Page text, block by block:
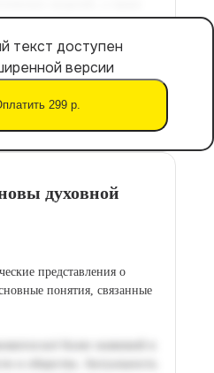
текст доступен
версии
299 р.
духовной
представления о
понятия, связанные